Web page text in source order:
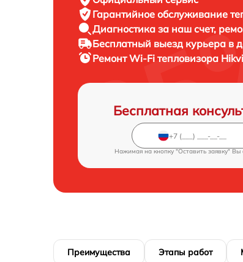
Гарантийное обслуживание
Диагностика за наш счет,
Бесплатный выезд курьера в
Ремонт Wi-Fi тепловизора
Бесплатная
Нажимая на кнопку "Оставить заявку" Вы
Преимущества Этапы работ